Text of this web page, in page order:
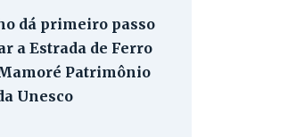
dá primeiro passo
a Estrada de Ferro
Patrimônio
Unesco